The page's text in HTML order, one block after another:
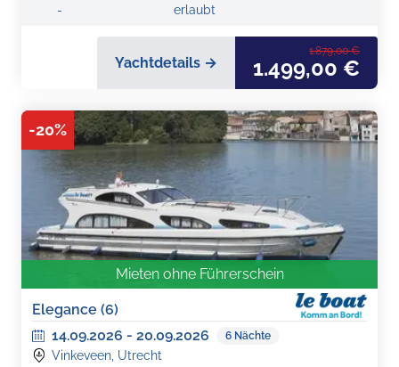
- erlaubt
Yachtdetails →
1.879,00 €
1.499,00 €
-20%
Mieten ohne Führerschein
Elegance (6)
14.09.2026 - 20.09.2026 6 Nächte
Vinkeveen, Utrecht